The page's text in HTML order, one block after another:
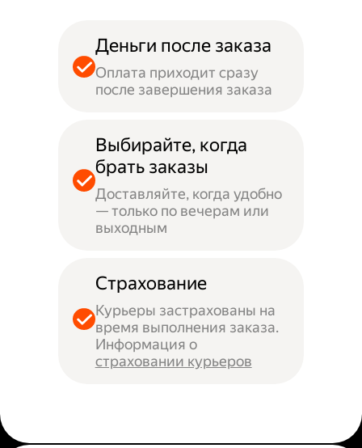
Деньги после заказа
Оплата приходит сразу
после завершения заказа
Выбирайте, когда
брать заказы
Доставляйте, когда удобно
— только по вечерам или
выходным
Страхование
Курьеры застрахованы на
время выполнения заказа.
Информация о
страховании курьеров